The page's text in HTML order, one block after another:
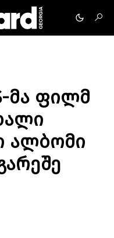
მა ფილმ
ალბომი